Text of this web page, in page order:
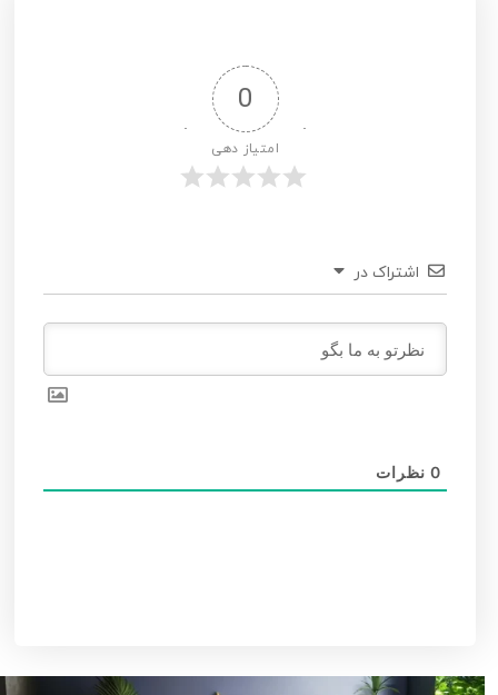
0
امتیاز دهی
اشتراک در
0 نظرات